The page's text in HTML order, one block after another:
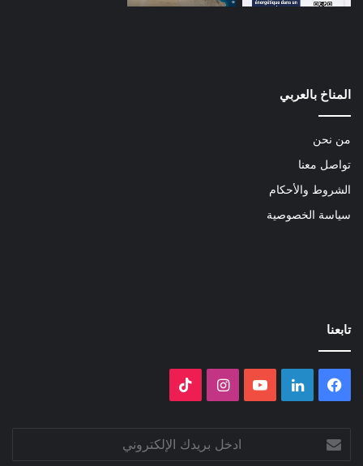
المناخ بالعربي
من نحن
تواصل معنا
الشروط والأحكام
سياسة الخصوصية
تابعنا
فيسبوك لينكدإن ‫YouTubeانستقرام
بريدك